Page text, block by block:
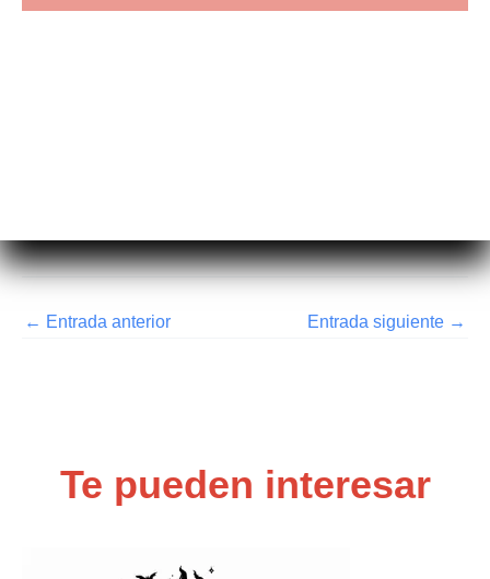
← Entrada anterior Entrada siguiente →
Te pueden interesar